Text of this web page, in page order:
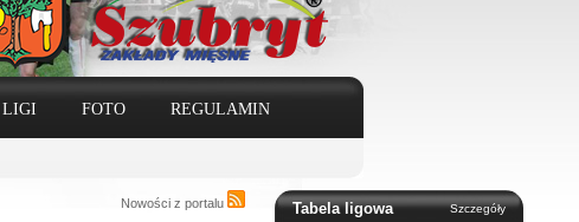
LIGI FOTO REGULAMIN
Tabela ligowa Szczegóły
Nowości z portalu